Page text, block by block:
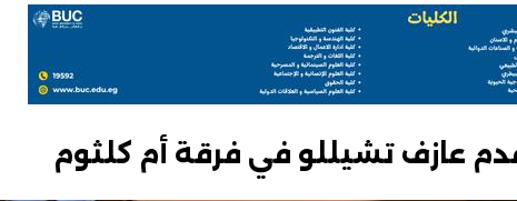
عازف تشيللو في فرقة أم كلثوم